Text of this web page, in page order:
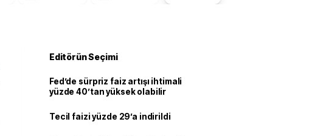
Editörün Seçimi
Fed’de sürpriz faiz artışı ihtimali
yüzde 40’tan yüksek olabilir
Tecil faizi yüzde 29’a indirildi